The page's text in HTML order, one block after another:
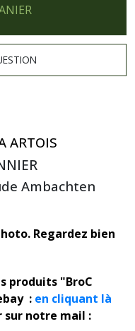
ARTOIS
Ambachten
Regardez bien
produits "BroC
: en cliquant là
sur notre mail :